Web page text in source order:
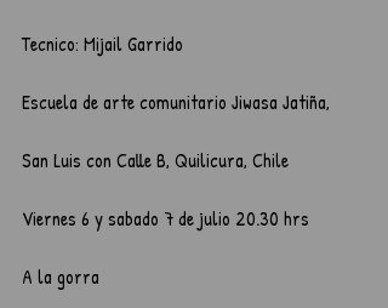
Tecnico: Mijail Garrido
Escuela de arte comunitario Jiwasa Jatiña,
San Luis con Calle B, Quilicura, Chile
Viernes 6 y sabado 7 de julio 20.30 hrs
A la gorra